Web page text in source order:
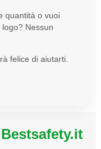
quantità o vuoi
Nessun
felice di aiutarti.